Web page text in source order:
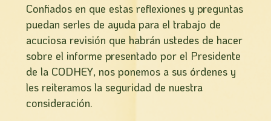
Confiados en que estas reflexiones y preguntas
puedan serles de ayuda para el trabajo de
acuciosa revisión que habrán ustedes de hacer
sobre el informe presentado por el Presidente
de la CODHEY, nos ponemos a sus órdenes y
les reiteramos la seguridad de nuestra
consideración.